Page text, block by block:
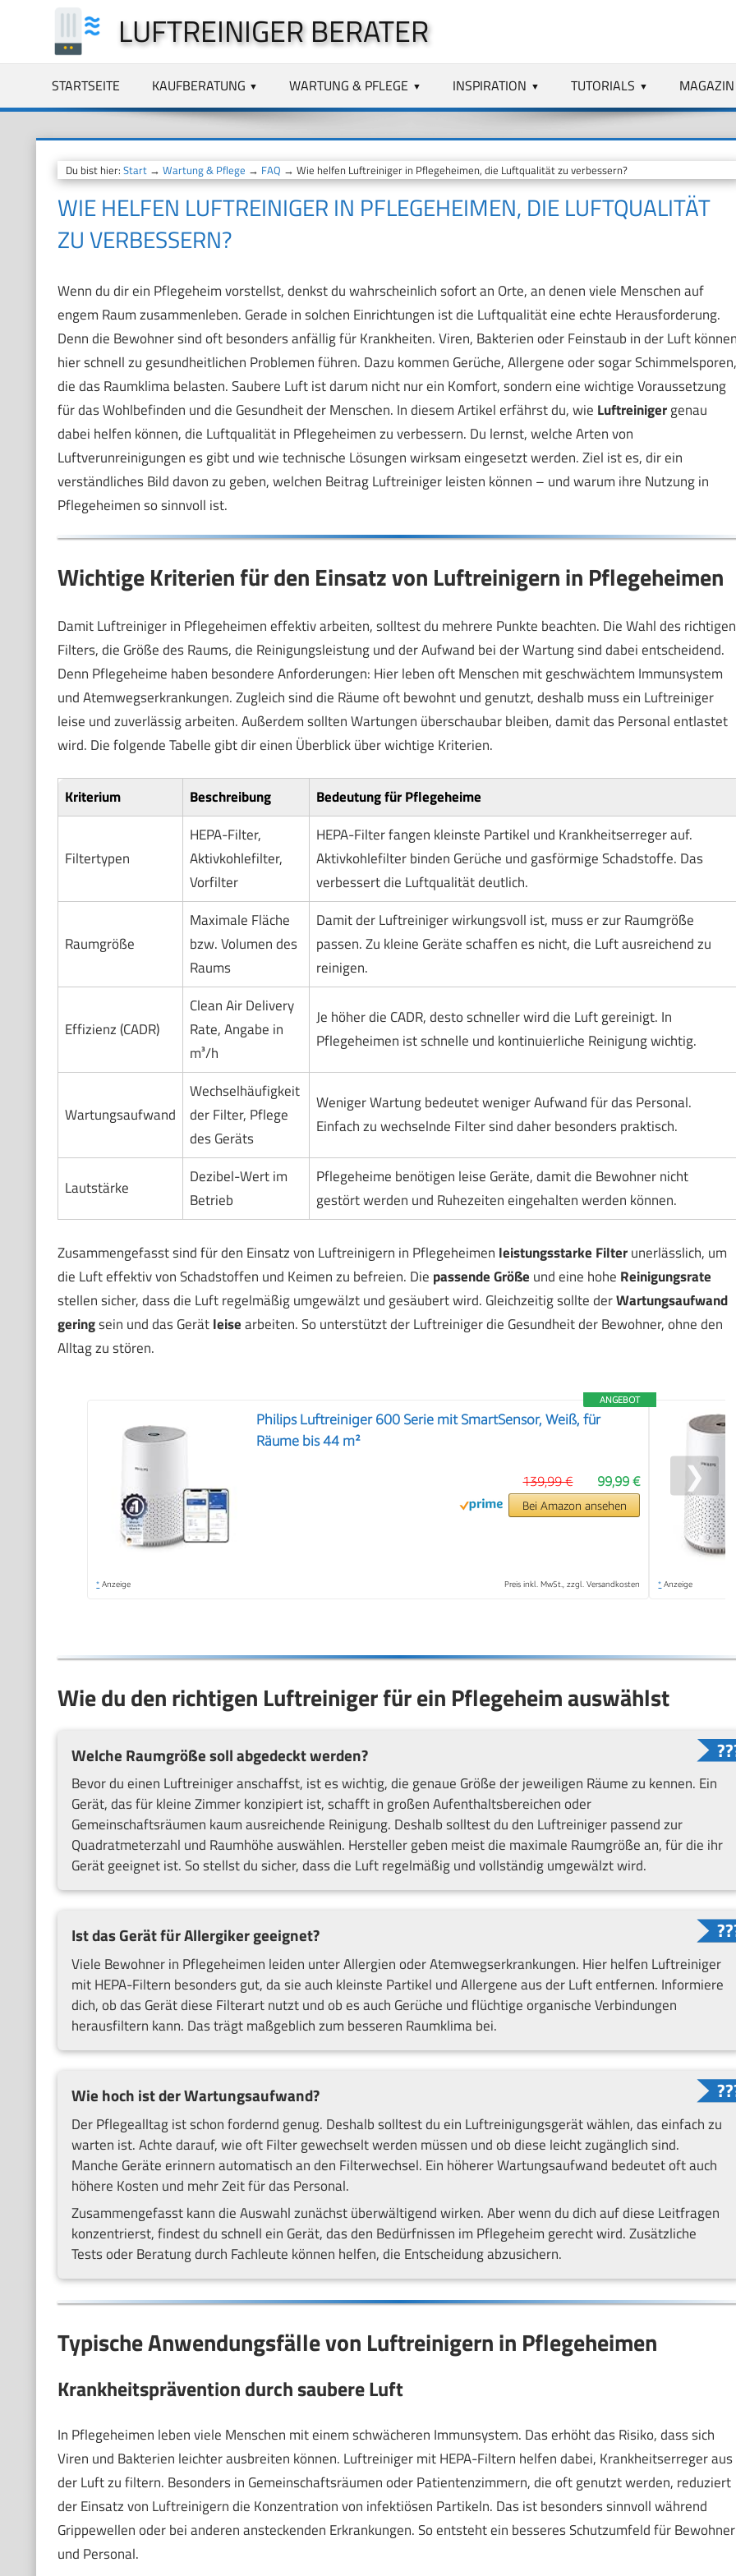
springen
LUFTREINIGER BERATER
STARTSEITE KAUFBERATUNG WARTUNG & PFLEGE INSPIRATION TUTORIALS MAGAZIN
Du bist hier: Start→ Wartung & Pflege → FAQ → Wie helfen Luftreiniger in Pflegeheimen, die Luftqualität zu verbessern?
WIE HELFEN LUFTREINIGER IN PFLEGEHEIMEN, DIE LUFTQUALITÄT
ZU VERBESSERN?
Wenn du dir ein Pflegeheim vorstellst, denkst du wahrscheinlich sofort an Orte, an denen viele Menschen auf
engem Raum zusammenleben. Gerade in solchen Einrichtungen ist die Luftqualität eine echte Herausforderung.
Denn die Bewohner sind oft besonders anfällig für Krankheiten. Viren, Bakterien oder Feinstaub in der Luft können
hier schnell zu gesundheitlichen Problemen führen. Dazu kommen Gerüche, Allergene oder sogar Schimmelsporen,
die das Raumklima belasten. Saubere Luft ist darum nicht nur ein Komfort, sondern eine wichtige Voraussetzung
für das Wohlbefinden und die Gesundheit der Menschen. In diesem Artikel erfährst du, wie Luftreinigergenau
dabei helfen können, die Luftqualität in Pflegeheimen zu verbessern. Du lernst, welche Arten von
Luftverunreinigungen es gibt und wie technische Lösungen wirksam eingesetzt werden. Ziel ist es, dir ein
verständliches Bild davon zu geben, welchen Beitrag Luftreiniger leisten können – und warum ihre Nutzung in
Pflegeheimen so sinnvoll ist.
Wichtige Kriterien für den Einsatz von Luftreinigern in Pflegeheimen
Damit Luftreiniger in Pflegeheimen effektiv arbeiten, solltest du mehrere Punkte beachten. Die Wahl des richtigen
Filters, die Größe des Raums, die Reinigungsleistung und der Aufwand bei der Wartung sind dabei entscheidend.
Denn Pflegeheime haben besondere Anforderungen: Hier leben oft Menschen mit geschwächtem Immunsystem
und Atemwegserkrankungen. Zugleich sind die Räume oft bewohnt und genutzt, deshalb muss ein Luftreiniger
leise und zuverlässig arbeiten. Außerdem sollten Wartungen überschaubar bleiben, damit das Personal entlastet
wird. Die folgende Tabelle gibt dir einen Überblick über wichtige Kriterien.
Kriterium Beschreibung Bedeutung für Pflegeheime
Filtertypen
HEPA-Filter,
Aktivkohlefilter,
Vorfilter
HEPA-Filter fangen kleinste Partikel und Krankheitserreger auf.
Aktivkohlefilter binden Gerüche und gasförmige Schadstoffe. Das
verbessert die Luftqualität deutlich.
Raumgröße
Maximale Fläche
bzw. Volumen des
Raums
Damit der Luftreiniger wirkungsvoll ist, muss er zur Raumgröße
passen. Zu kleine Geräte schaffen es nicht, die Luft ausreichend zu
reinigen.
Effizienz (CADR)
Clean Air Delivery
Rate, Angabe in
m³/h
Je höher die CADR, desto schneller wird die Luft gereinigt. In
Pflegeheimen ist schnelle und kontinuierliche Reinigung wichtig.
Wartungsaufwand
Wechselhäufigkeit
der Filter, Pflege
des Geräts
Weniger Wartung bedeutet weniger Aufwand für das Personal.
Einfach zu wechselnde Filter sind daher besonders praktisch.
Lautstärke
Dezibel-Wert im
Betrieb
Pflegeheime benötigen leise Geräte, damit die Bewohner nicht
gestört werden und Ruhezeiten eingehalten werden können.
Zusammengefasst sind für den Einsatz von Luftreinigern in Pflegeheimen leistungsstarke Filterunerlässlich, um
die Luft effektiv von Schadstoffen und Keimen zu befreien. Die passende Größe und eine hohe Reinigungsrate
stellen sicher, dass die Luft regelmäßig umgewälzt und gesäubert wird. Gleichzeitig sollte derWartungsaufwand
geringsein und das Gerätleisearbeiten. So unterstützt der Luftreiniger die Gesundheit der Bewohner, ohne den
Alltag zu stören.
ANGEBOT
Philips Luftreiniger 600 Serie mit SmartSensor, Weiß, für
Räume bis 44 m²
99,99 €
139,99 €
Bei Amazon ansehen
* Anzeige Preis inkl. MwSt., zzgl. Versandkosten * Anzeige
❯
Wie du den richtigen Luftreiniger für ein Pflegeheim auswählst
Welche Raumgröße soll abgedeckt werden?
Bevor du einen Luftreiniger anschaffst, ist es wichtig, die genaue Größe der jeweiligen Räume zu kennen. Ein
Gerät, das für kleine Zimmer konzipiert ist, schafft in großen Aufenthaltsbereichen oder
Gemeinschaftsräumen kaum ausreichende Reinigung. Deshalb solltest du den Luftreiniger passend zur
Quadratmeterzahl und Raumhöhe auswählen. Hersteller geben meist die maximale Raumgröße an, für die ihr
Gerät geeignet ist. So stellst du sicher, dass die Luft regelmäßig und vollständig umgewälzt wird.
Ist das Gerät für Allergiker geeignet?
Viele Bewohner in Pflegeheimen leiden unter Allergien oder Atemwegserkrankungen. Hier helfen Luftreiniger
mit HEPA-Filtern besonders gut, da sie auch kleinste Partikel und Allergene aus der Luft entfernen. Informiere
dich, ob das Gerät diese Filterart nutzt und ob es auch Gerüche und flüchtige organische Verbindungen
herausfiltern kann. Das trägt maßgeblich zum besseren Raumklima bei.
Wie hoch ist der Wartungsaufwand?
Der Pflegealltag ist schon fordernd genug. Deshalb solltest du ein Luftreinigungsgerät wählen, das einfach zu
warten ist. Achte darauf, wie oft Filter gewechselt werden müssen und ob diese leicht zugänglich sind.
Manche Geräte erinnern automatisch an den Filterwechsel. Ein höherer Wartungsaufwand bedeutet oft auch
höhere Kosten und mehr Zeit für das Personal.
Zusammengefasst kann die Auswahl zunächst überwältigend wirken. Aber wenn du dich auf diese Leitfragen
konzentrierst, findest du schnell ein Gerät, das den Bedürfnissen im Pflegeheim gerecht wird. Zusätzliche
Tests oder Beratung durch Fachleute können helfen, die Entscheidung abzusichern.
Typische Anwendungsfälle von Luftreinigern in Pflegeheimen
Krankheitsprävention durch saubere Luft
In Pflegeheimen leben viele Menschen mit einem schwächeren Immunsystem. Das erhöht das Risiko, dass sich
Viren und Bakterien leichter ausbreiten können. Luftreiniger mit HEPA-Filtern helfen dabei, Krankheitserreger aus
der Luft zu filtern. Besonders in Gemeinschaftsräumen oder Patientenzimmern, die oft genutzt werden, reduziert
der Einsatz von Luftreinigern die Konzentration von infektiösen Partikeln. Das ist besonders sinnvoll während
Grippewellen oder bei anderen ansteckenden Erkrankungen. So entsteht ein besseres Schutzumfeld für Bewohner
und Personal.